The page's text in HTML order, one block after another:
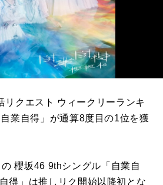
クエスト ウィークリーランキ
業自得」が通算8度目の1位を獲
櫻坂46 9thシングル「自業自
得」は推しリク開始以降初とな